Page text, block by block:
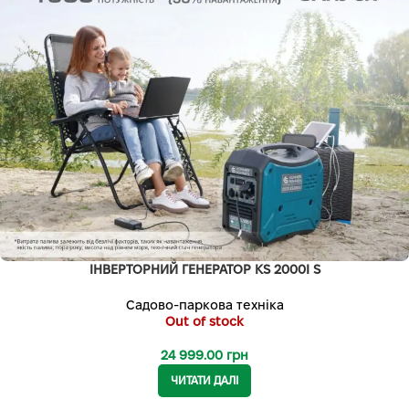
ІНВЕРТОРНИЙ ГЕНЕРАТОР KS 2000I S
Садово-паркова техніка
Out of stock
24 999.00 грн
ЧИТАТИ ДАЛІ